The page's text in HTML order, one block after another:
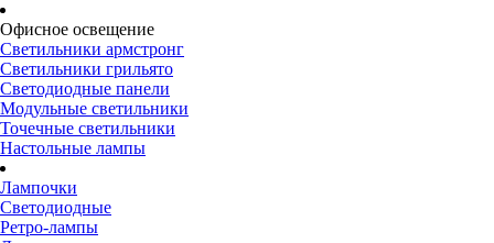
Офисное освещение
Светильники армстронг
Светильники грильято
Светодиодные панели
Модульные светильники
Точечные светильники
Настольные лампы
Лампочки
Светодиодные
Ретро-лампы